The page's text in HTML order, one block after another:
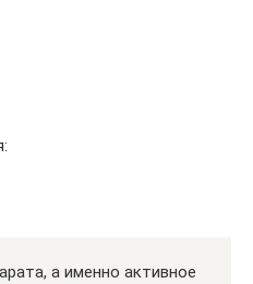
а именно активное